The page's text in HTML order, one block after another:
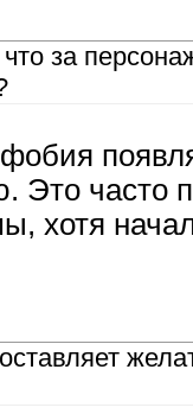
что за
Это часто
хотя